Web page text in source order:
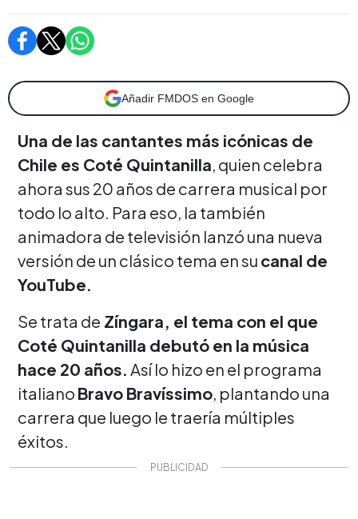
Añadir FMDOS en Google
Una de las cantantes más icónicas de
Chile es Coté Quintanilla, quien celebra
ahora sus 20 años de carrera musical por
todo lo alto. Para eso, la también
animadora de televisión lanzó una nueva
versión de un clásico tema en su canal de
YouTube.
Se trata de Zíngara, el tema con el que
Coté Quintanilla debutó en la música
hace 20 años. Así lo hizo en el programa
italiano Bravo Bravíssimo, plantando una
carrera que luego le traería múltiples
éxitos.